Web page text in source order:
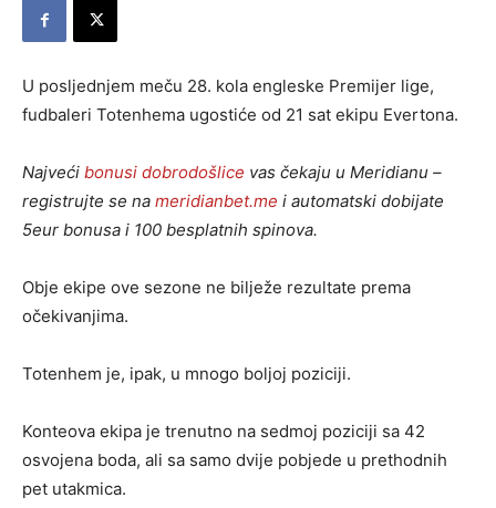
U posljednjem meču 28. kola engleske Premijer lige,
fudbaleri Totenhema ugostiće od 21 sat ekipu Evertona.
Najveći bonusi dobrodošlice vas čekaju u Meridianu –
registrujte se na meridianbet.me i automatski dobijate
5eur bonusa i 100 besplatnih spinova.
Obje ekipe ove sezone ne bilježe rezultate prema
očekivanjima.
Totenhem je, ipak, u mnogo boljoj poziciji.
Konteova ekipa je trenutno na sedmoj poziciji sa 42
osvojena boda, ali sa samo dvije pobjede u prethodnih
pet utakmica.